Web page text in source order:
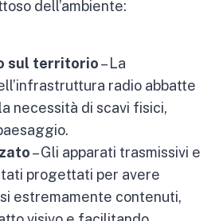
dell’ambiente:
sul territorio– La
radio abbatte
necessità di scavi fisici,
– Gli apparati trasmissivi e
progettati per avere
estremamente contenuti,